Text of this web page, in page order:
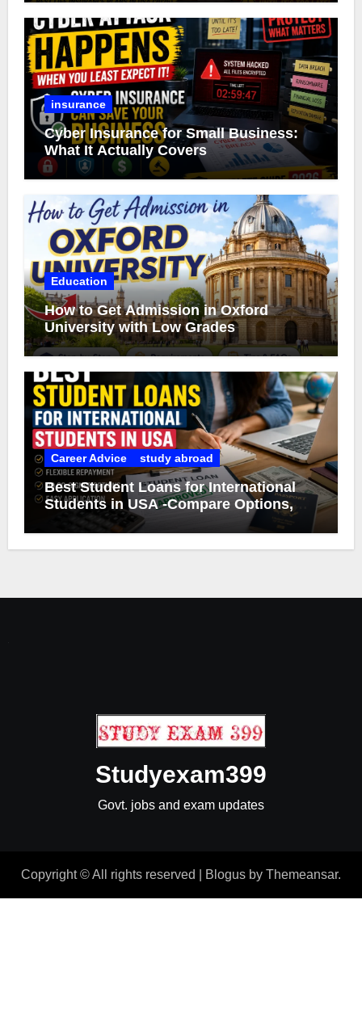
insurance
Cyber Insurance for Small Business:
What It Actually Covers
Education
How to Get Admission in Oxford
University with Low Grades
Career Advice study abroad
Best Student Loans for International
Students in USA -Compare Options,
Eligibility & Smart Borrowing Tips
Studyexam399
Govt. jobs and exam updates
Copyright © All rights reserved Blogus by Themeansar.